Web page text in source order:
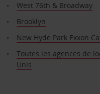
West 76th & Broadway
Brooklyn
New Hyde Park Exxon
Toutes les agences de
Unis